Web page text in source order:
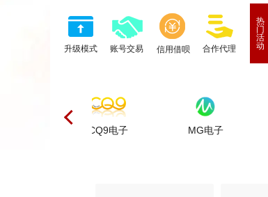
升级模式 账号交易 信用借呗 合作代理
热
门
活
动
CQ9电子 MG电子